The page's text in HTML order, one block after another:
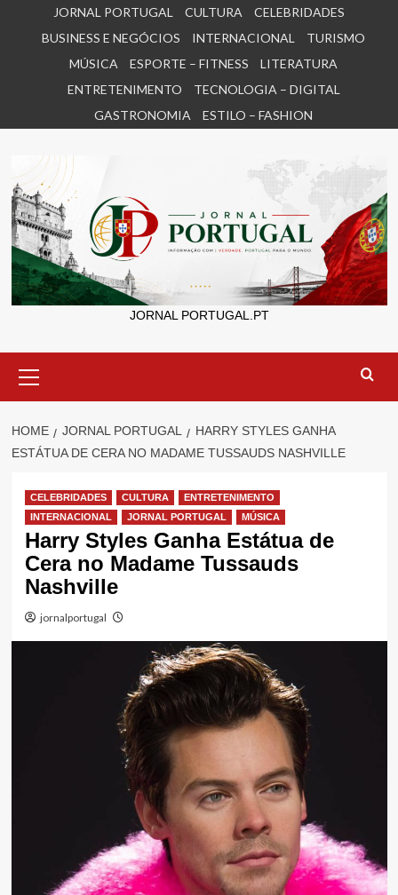
JORNAL PORTUGAL CULTURA
CELEBRIDADES
BUSINESS E NEGÓCIOS
INTERNACIONAL
TURISMO
MÚSICA
ESPORTE – FITNESS
LITERATURA
ENTRETENIMENTO
TECNOLOGIA – DIGITAL
GASTRONOMIA
ESTILO – FASHION
JORNAL PORTUGAL.PT
Menu
HOME JORNAL PORTUGAL
HARRY STYLES GANHA
ESTÁTUA DE CERA NO MADAME TUSSAUDS NASHVILLE
CELEBRIDADES CULTURA
ENTRETENIMENTO
INTERNACIONAL
JORNAL PORTUGAL MÚSICA
Harry Styles Ganha Estátua de
Cera no Madame Tussauds
Nashville
jornalportugal